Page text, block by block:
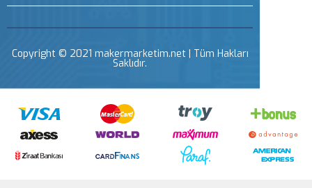
Copyright © 2021 makermarketim.net | Tüm Hakları
Saklıdır.